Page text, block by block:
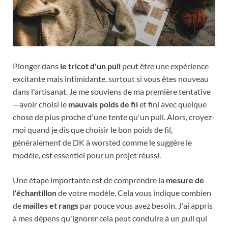
Plonger dans le tricot d'un pull peut être une expérience
excitante mais intimidante, surtout si vous êtes nouveau
dans l'artisanat. Je me souviens de ma première tentative
—avoir choisi le mauvais poids de filet fini avec quelque
chose de plus proche d'une tente qu'un pull. Alors, croyez-
moi quand je dis que choisir le bon poids de fil,
généralement de DK à worsted comme le suggère le
modèle, est essentiel pour un projet réussi.
Une étape importante est de comprendre la mesure de
l'échantillonde votre modèle. Cela vous indique combien
de mailles et rangs par pouce vous avez besoin. J'ai appris
à mes dépens qu'ignorer cela peut conduire à un pull qui